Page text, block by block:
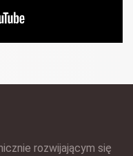
rozwijającym się